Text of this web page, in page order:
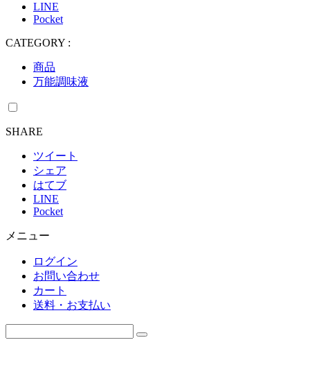
LINE
Pocket
CATEGORY :
商品
万能調味液
SHARE
ツイート
シェア
はてブ
LINE
Pocket
メニュー
ログイン
お問い合わせ
カート
送料・お支払い